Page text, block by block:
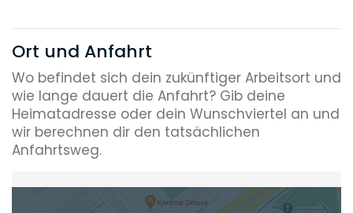
Ort und Anfahrt
Wo befindet sich dein zukünftiger Arbeitsort und
wie lange dauert die Anfahrt? Gib deine
Heimatadresse oder dein Wunschviertel an und
wir berechnen dir den tatsächlichen
Anfahrtsweg.
Heimatadresse oder Wunschort